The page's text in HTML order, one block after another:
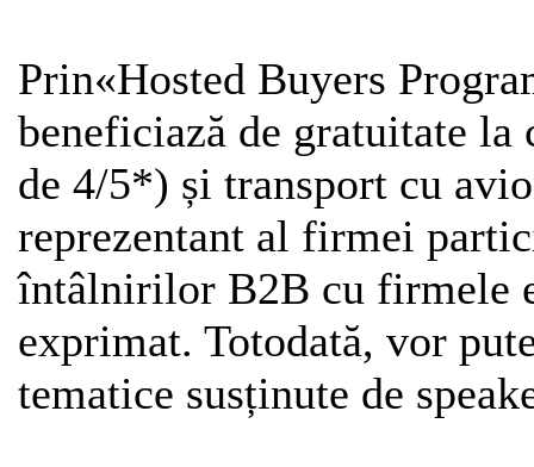
Prin«Hosted Buyers
beneficiază de gratuitate
de 4/5*) și transport cu
reprezentant al firmei
întâlnirilor B2B cu firmele
exprimat. Totodată, vor
tematice susținute de